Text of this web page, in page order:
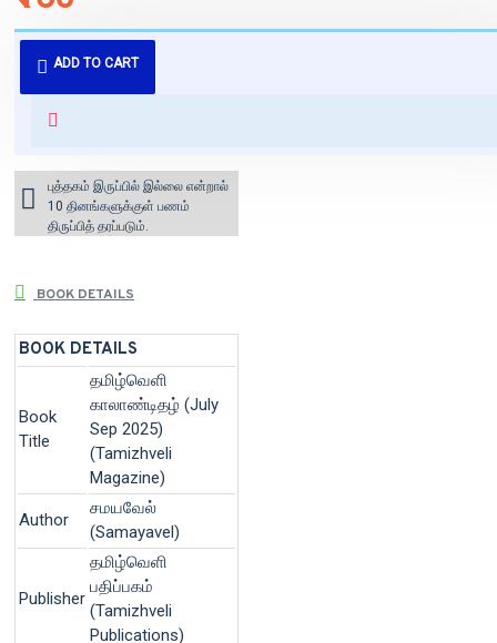
ADD TO CART
புத்தகம் 3 - 7 நாட்களில் அனுப்பி
வைக்கப்படும்.
for orders above ₹1000 within
புத்தகம் இருப்பில் இல்லை என்றால்
10 தினங்களுக்குள் பணம்
திருப்பித் தரப்படும்.
BOOK DETAILS
BOOK DETAILS
Book
Title
தமிழ்வெளி
காலாண்டிதழ் (July
Sep 2025)
(Tamizhveli
Magazine)
Author
சமயவேல்
(Samayavel)
Publisher
தமிழ்வெளி
பதிப்பகம்
(Tamizhveli
Publications)